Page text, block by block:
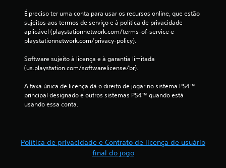
É preciso ter uma conta para usar os recursos online, que estão
sujeitos aos termos de serviço e à política de privacidade
aplicável (playstationnetwork.com/terms-of-service e
playstationnetwork.com/privacy-policy).
Software sujeito à licença e à garantia limitada
(us.playstation.com/softwarelicense/br).
A taxa única de licença dá o direito de jogar no sistema PS4™
principal designado e outros sistemas PS4™ quando está
usando essa conta.
Política de privacidade e Contrato de licença de usuário
final do jogo